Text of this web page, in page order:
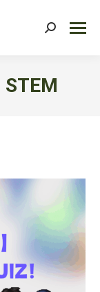
Search:
STEM